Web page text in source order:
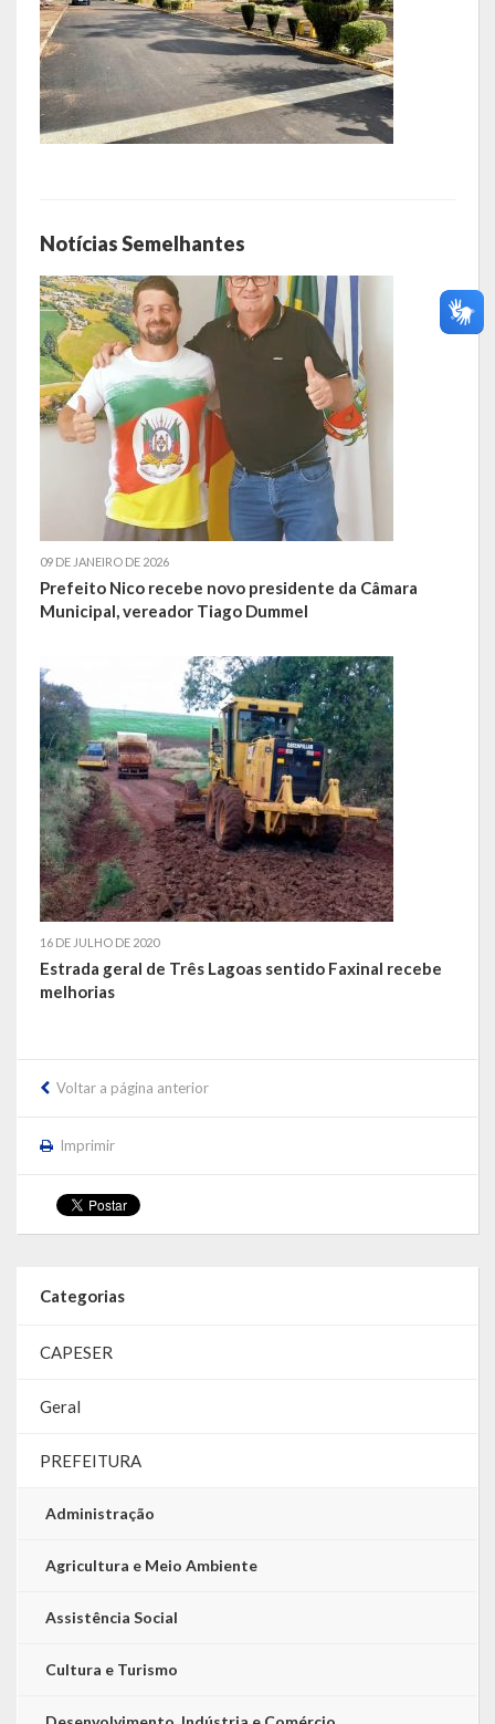
Notícias Semelhantes
09 DE JANEIRO DE 2026
Prefeito Nico recebe novo presidente da Câmara
Municipal, vereador Tiago Dummel
16 DE JULHO DE 2020
Estrada geral de Três Lagoas sentido Faxinal recebe
melhorias
Voltar a página anterior
Imprimir
Categorias
CAPESER
Geral
PREFEITURA
Administração
Agricultura e Meio Ambiente
Assistência Social
Cultura e Turismo